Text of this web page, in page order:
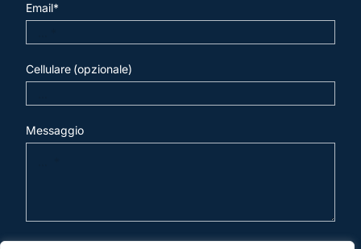
Email*
Cellulare (opzionale)
Messaggio